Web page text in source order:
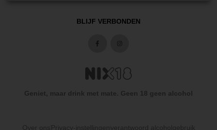
BLIJF VERBONDEN
Geniet, maar drink met mate. Geen 18 geen alcohol
Over ons Privacy-instellingen verantwoord alcoholgebruik